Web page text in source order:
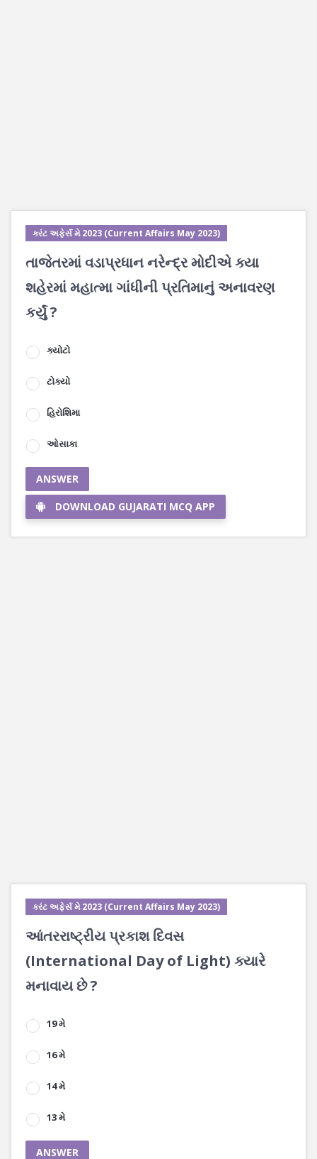
કરંટ અફેર્સ મે 2023 (Current Affairs May 2023)
તાજેતરમાં વડાપ્રધાન નરેન્દ્ર મોદીએ ક્યા
શહેરમાં મહાત્મા ગાંધીની પ્રતિમાનું અનાવરણ
કર્યું ?
ક્યોટો
ટોક્યો
હિરોશિમા
ઓસાકા
ANSWER
DOWNLOAD GUJARATI MCQ APP
કરંટ અફેર્સ મે 2023 (Current Affairs May 2023)
આંતરરાષ્ટ્રીય પ્રકાશ દિવસ
(International Day of Light) ક્યારે
મનાવાય છે ?
19 મે
16 મે
14 મે
13 મે
ANSWER